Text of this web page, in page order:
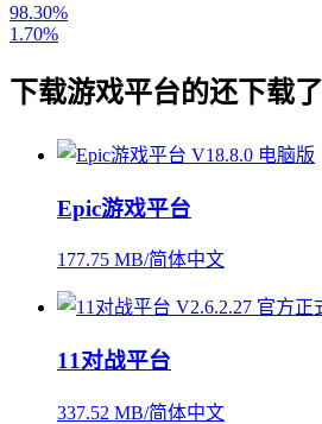
98.30%
1.70%
下载游戏平台的还下载了
Epic游戏平台
177.75 MB/简体中文
11对战平台
337.52 MB/简体中文